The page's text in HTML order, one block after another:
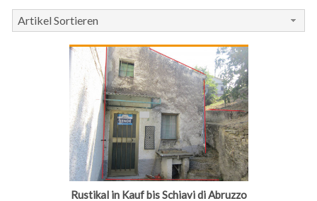
Artikel Sortieren
Rustikal in Kauf bis Schiavi di Abruzzo